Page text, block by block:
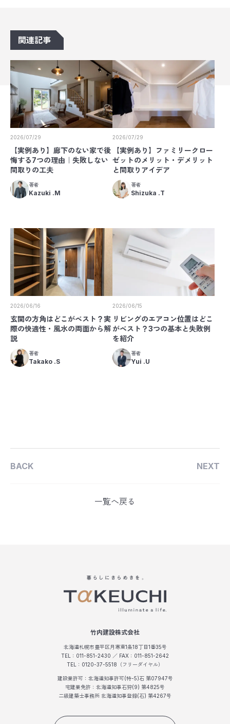
関連記事
2026/07/29
【実例あり】廊下のない家で後
悔する7つの理由｜失敗しない
間取りの工夫
著者
Kazuki .M
2026/07/29
【実例あり】ファミリークロー
ゼットのメリット・デメリット
と間取りアイデア
著者
Shizuka .T
2026/06/16
玄関の方角はどこがベスト？実
際の快適性・風水の両面から解
説
著者
Takako .S
2026/06/15
リビングのエアコン位置はどこ
がベスト？3つの基本と失敗例
を紹介
著者
Yui .U
BACK
一覧へ戻る
NEXT
竹内建設株式会社
北海道札幌市豊平区月寒東1条18丁目1番35号
TEL：011-851-2430 ／ FAX：011-851-2642
TEL：0120-37-5518（フリーダイヤル）
建設業許可：北海道知事許可(特-5)石 第07947号
宅建業免許：北海道知事石狩(9) 第4825号
二級建築士事務所 北海道知事登録(石) 第4267号